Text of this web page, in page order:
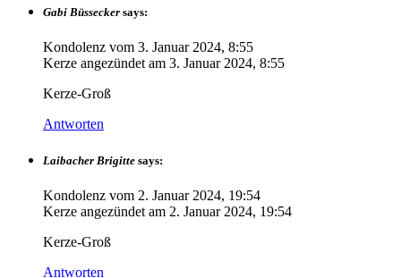
Gabi Büssecker says:
Kondolenz vom 3. Januar 2024, 8:55
Kerze angezündet am 3. Januar 2024, 8:55
Kerze-Groß
Antworten
Laibacher Brigitte says:
Kondolenz vom 2. Januar 2024, 19:54
Kerze angezündet am 2. Januar 2024, 19:54
Kerze-Groß
Antworten